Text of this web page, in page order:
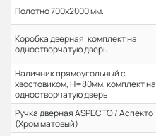
Полотно 700x2000 мм.
Коробка дверная. комплект на
одностворчатую дверь
Наличник прямоугольный с
хвостовиком, H=80мм, комплект на
одностворчатую дверь
Ручка дверная ASPECTO / Аспекто
(Хром матовый)